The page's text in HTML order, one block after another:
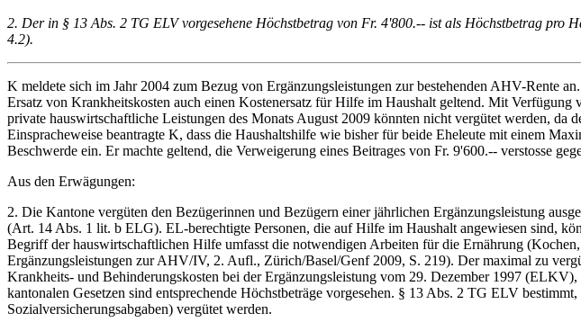
2. Der in § 13 Abs. 2 TG ELV vorgesehene Höchstbetrag von Fr. 4'800.-- ist als Höchstbetrag pro
4.2).
K meldete sich im Jahr 2004 zum Bezug von Ergänzungsleistungen zur bestehenden AHV-Rente
Ersatz von Krankheitskosten auch einen Kostenersatz für Hilfe im Haushalt geltend. Mit
private hauswirtschaftliche Leistungen des Monats August 2009 könnten nicht vergütet werden,
Einspracheweise beantragte K, dass die Haushaltshilfe wie bisher für beide Eheleute mit einem
Beschwerde ein. Er machte geltend, die Verweigerung eines Beitrages von Fr. 9'600.-- verstosse
Aus den Erwägungen:
2. Die Kantone vergüten den Bezügerinnen und Bezügern einer jährlichen Ergänzungsleistung
(Art. 14 Abs. 1 lit. b ELG). EL-berechtigte Personen, die auf Hilfe im Haushalt angewiesen sind,
Begriff der hauswirtschaftlichen Hilfe umfasst die notwendigen Arbeiten für die Ernährung
Ergänzungsleistungen zur AHV/IV, 2. Aufl., Zürich/Basel/Genf 2009, S. 219). Der maximal zu
Krankheits- und Behinderungskosten bei der Ergänzungsleistung vom 29. Dezember 1997
kantonalen Gesetzen sind entsprechende Höchstbeträge vorgesehen. § 13 Abs. 2 TG ELV
Sozialversicherungsabgaben) vergütet werden.